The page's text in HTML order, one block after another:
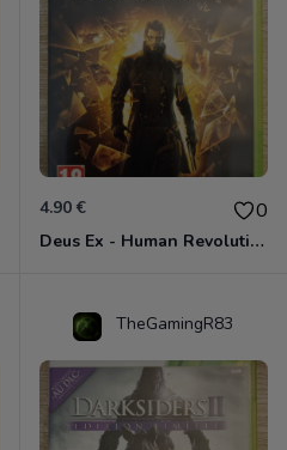
4.90 € 0
Deus Ex - Human Revolution Xbox 360
TheGamingR83